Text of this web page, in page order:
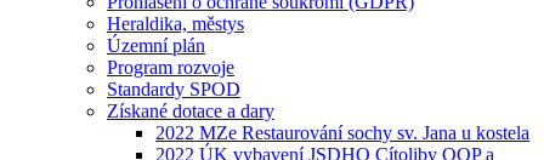
Heraldika, městys
Územní plán
Program rozvoje
Standardy SPOD
Získané dotace a dary
2022 MZe Restaurování sochy sv. Jana u kostela
2022 ÚK vybavení JSDHO Cítoliby OOP a